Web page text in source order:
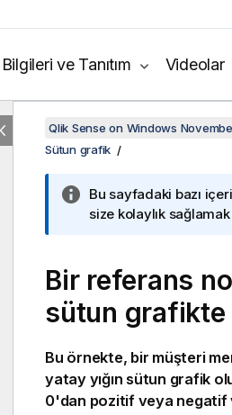
ve Tanıtım Videolar
Qlik Sense on Windows
Sütun grafik
Bu sayfadaki bazı
size kolaylık
Bir referans
sütun
Bu örnekte, bir müşteri
yatay yığın sütun grafik
0'dan pozitif veya negatif